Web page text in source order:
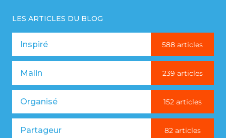
LES ARTICLES DU BLOG
Inspiré 588 articles
Malin 239 articles
Organisé 152 articles
Partageur 82 articles